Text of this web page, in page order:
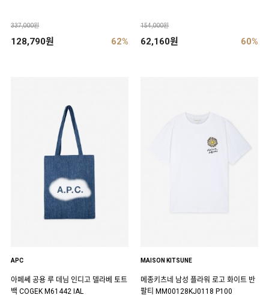
337,000원
128,790원 62%
154,000원
62,160원 60%
APC
아페쎄 공용 루 데님 인디고 델라베 토트
백 COGEK M61442 IAL
MAISON KITSUNE
메종키츠네 남성 플라워 로고 화이트 반
팔티 MM00128KJ0118 P100